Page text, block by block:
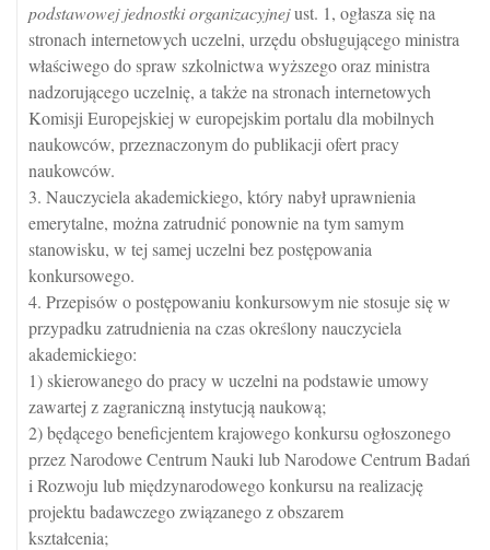
podstawowej jednostki organizacyjnejust. 1, ogłasza się na
stronach internetowych uczelni, urzędu obsługującego ministra
właściwego do spraw szkolnictwa wyższego oraz ministra
nadzorującego uczelnię, a także na stronach internetowych
Komisji Europejskiej w europejskim portalu dla mobilnych
naukowców, przeznaczonym do publikacji ofert pracy
naukowców.
3. Nauczyciela akademickiego, który nabył uprawnienia
emerytalne, można zatrudnić ponownie na tym samym
stanowisku, w tej samej uczelni bez postępowania
konkursowego.
4. Przepisów o postępowaniu konkursowym nie stosuje się w
przypadku zatrudnienia na czas określony nauczyciela
akademickiego:
1) skierowanego do pracy w uczelni na podstawie umowy
zawartej z zagraniczną instytucją naukową;
2) będącego beneficjentem krajowego konkursu ogłoszonego
przez Narodowe Centrum Nauki lub Narodowe Centrum Badań
i Rozwoju lub międzynarodowego konkursu na realizację
projektu badawczego związanego z obszarem
kształcenia;